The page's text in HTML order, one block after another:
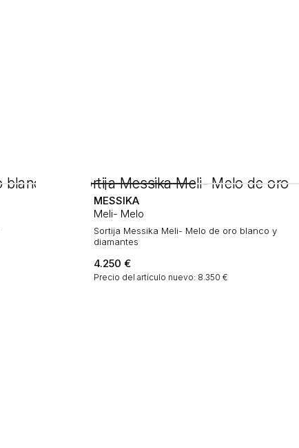
MESSIKA
Meli- Melo
Sortija Messika Meli- Melo de oro blanco y
diamantes
4.250 €
Precio del artículo nuevo: 8.350 €